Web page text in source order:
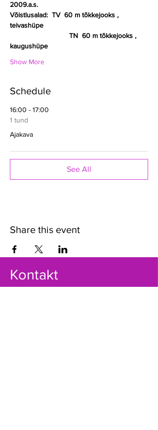
2009.a.s.
Võistlusalad:  TV  60 m tõkkejooks ,
teivashüpe
TN  60 m tõkkejooks ,
kaugushüpe
Show More
Schedule
16:00 - 17:00
1 tund
Ajakava
See All
Share this event
Kontakt